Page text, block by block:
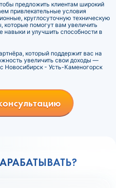
предложить клиентам широкий
привлекательные условия
круглосуточную техническую
помогут вам увеличить
навыки и улучшить способности в
который поддержит вас на
увеличить свои доходы —
Новосибирск - Усть-Каменогорск